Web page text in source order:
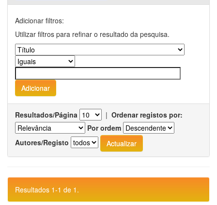
Adicionar filtros:
Utilizar filtros para refinar o resultado da pesquisa.
Resultados/Página | Ordenar registos por:
Por ordem
Autores/Registo
Resultados 1-1 de 1.